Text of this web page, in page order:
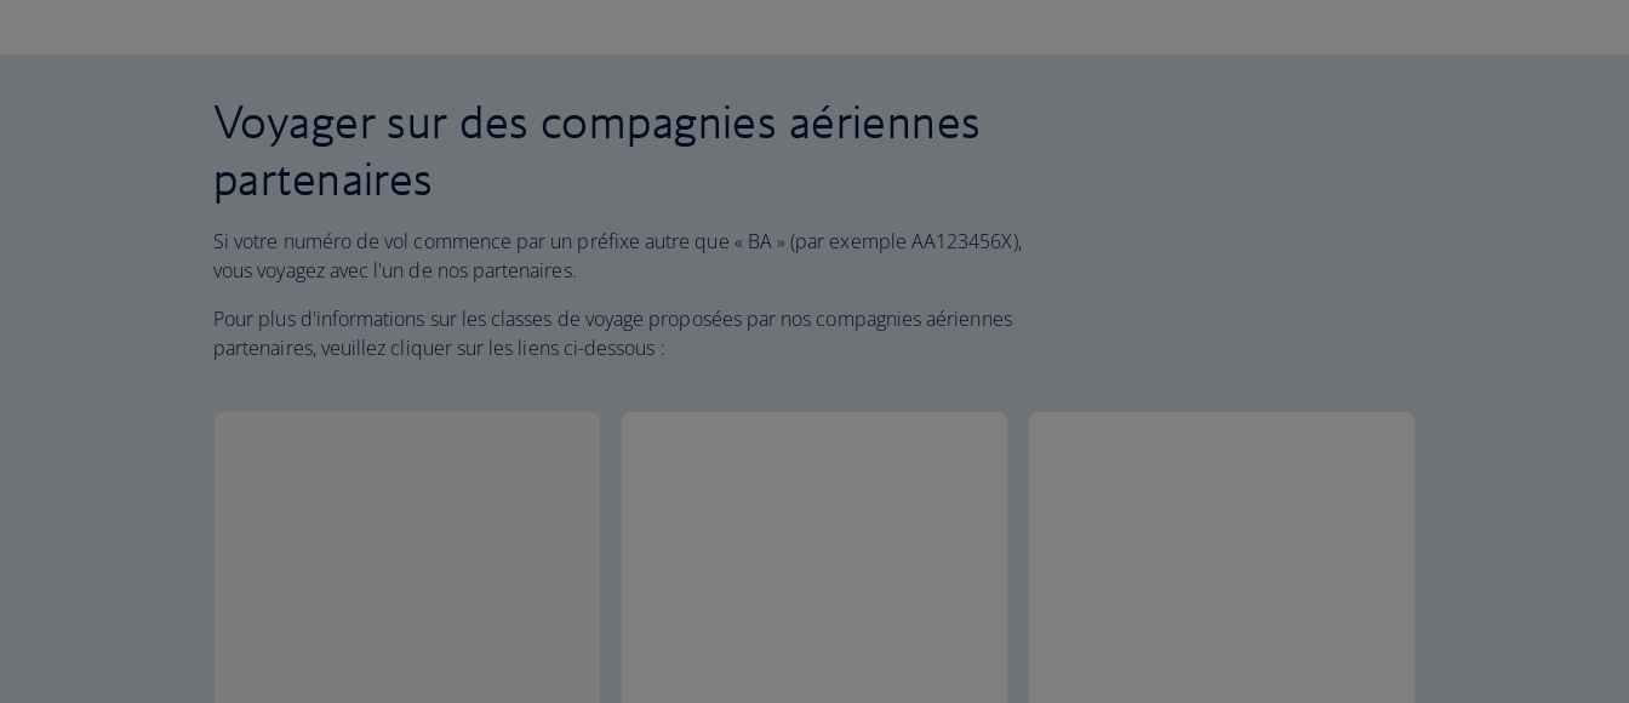
Voyager sur des compagnies aériennes
partenaires
Si votre numéro de vol commence par un préfixe autre que « BA » (par exemple AA123456X),
vous voyagez avec l'un de nos partenaires.
Pour plus d'informations sur les classes de voyage proposées par nos compagnies aériennes
partenaires, veuillez cliquer sur les liens ci-dessous :